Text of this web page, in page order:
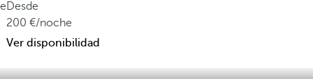
Desde
200
/noche
Ver disponibilidad